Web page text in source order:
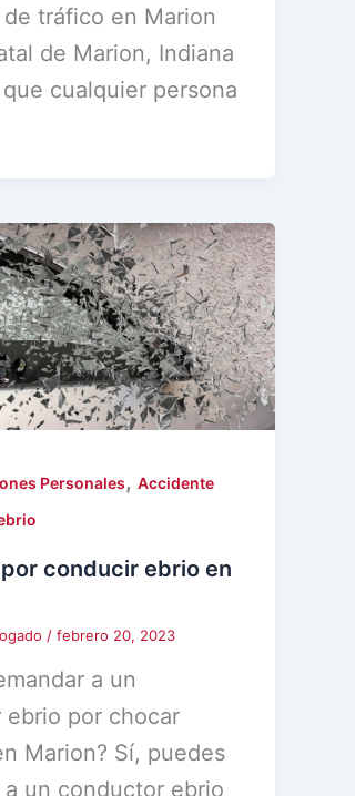
tráfico en Marion
de Marion, Indiana
cualquier persona
Personales, Accidente
conducir ebrio en
/ febrero 20, 2023
a un
ebrio por chocar
Marion? Sí, puedes
a un conductor ebrio